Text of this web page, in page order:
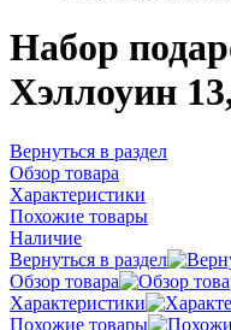
Набор
Хэллоуин
Вернуться в раздел
Обзор товара
Характеристики
Похожие товары
Наличие
Вернуться в раздел
Обзор товара
Характеристики
Похожие товары